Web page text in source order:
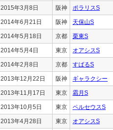
2015年3月8日 阪神 ポラリスS
2014年6月21日 阪神 天保山S
2014年5月18日 京都 栗東S
2014年5月4日 東京 オアシスS
2014年2月8日 京都 すばるS
2013年12月22日 阪神 ギャラクシー
2013年11月17日 東京 霜月S
2013年10月5日 東京 ペルセウスS
2013年4月28日 東京 オアシスS